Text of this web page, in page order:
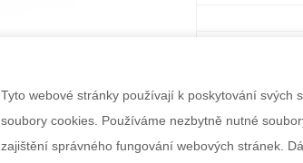
Tyto webové stránky používají k poskytování svých
soubory cookies. Používáme nezbytně nutné
zajištění správného fungování webových stránek.